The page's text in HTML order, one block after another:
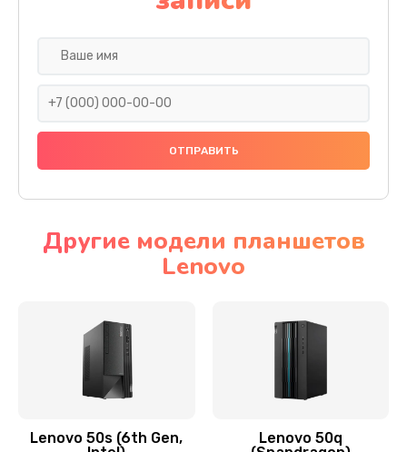
Заказать
Замена дисплея (экрана)
Замена тачскрина
Замена разъема питания
Замена мультиконтроллера
Заказать
Другие модели планшетов
Lenovo
Lenovo 50s (6th Gen,
Lenovo 50q